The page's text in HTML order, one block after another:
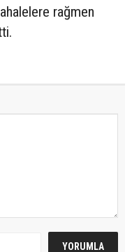
rağmen